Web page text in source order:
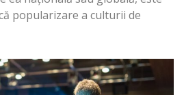
popularizare a culturii de